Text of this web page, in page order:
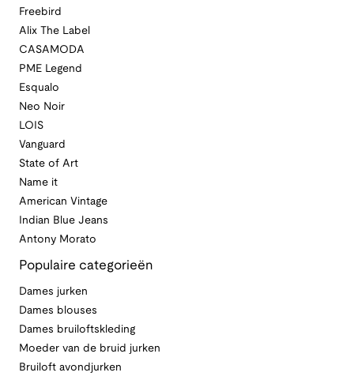
Freebird
Alix The Label
CASAMODA
PME Legend
Esqualo
Neo Noir
LOIS
Vanguard
State of Art
Name it
American Vintage
Indian Blue Jeans
Antony Morato
Populaire categorieën
Dames jurken
Dames blouses
Dames bruiloftskleding
Moeder van de bruid jurken
Bruiloft avondjurken